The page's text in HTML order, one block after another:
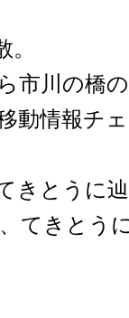
市川の橋
動情報チ
きとうに
てきとう